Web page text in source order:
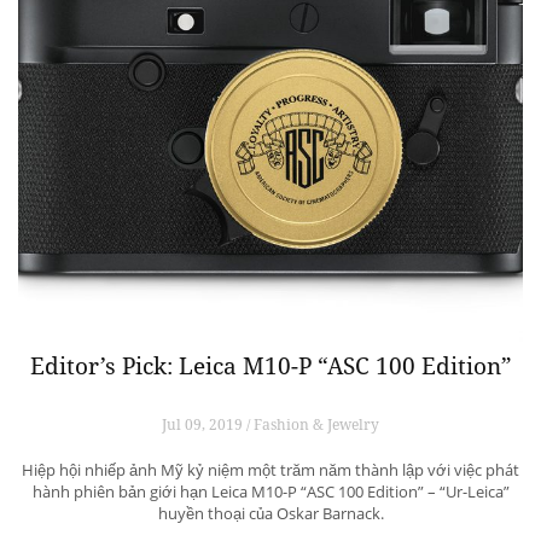
Editor’s Pick: Leica M10-P “ASC 100 Edition”
Jul 09, 2019 / Fashion & Jewelry
Hiệp hội nhiếp ảnh Mỹ kỷ niệm một trăm năm thành lập với việc phát
hành phiên bản giới hạn Leica M10-P “ASC 100 Edition” – “Ur-Leica”
huyền thoại của Oskar Barnack.